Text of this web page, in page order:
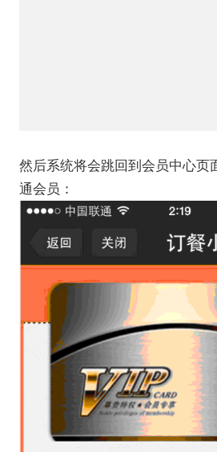
然后系统将会跳回到会员中心页
通会员：